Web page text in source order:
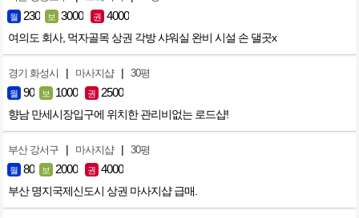
월 230 보 3000 권 4000
여의도 회사, 먹자골목 상권 각방 샤워실 완비 시설 손 댈곳x
경기 화성시 | 마사지샵 | 30평
월 90 보 1000 권 2500
향남 만세시장입구에 위치한 관리비없는 로드샵!
부산 강서구 | 마사지샵 | 30평
월 80 보 2000 권 4000
부산 명지국제신도시 상권 마사지샵 급매.